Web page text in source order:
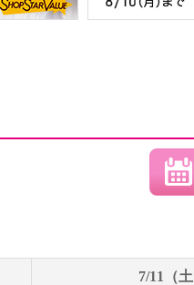
7/11（土